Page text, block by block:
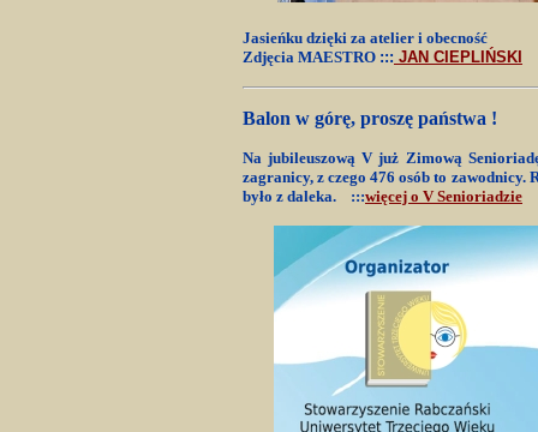
Jasieńku dzięki za atelier i obecność
Zdjęcia MAESTRO ::: JAN CIEPLIŃSKI
Balon w górę, proszę państwa !
Na jubileuszową V już Zimową
zagranicy, z czego 476 osób to
było z daleka. :::więcej o V Senioriadzie